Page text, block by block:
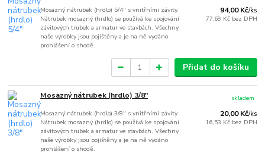
Mosazný nátrubek (hrdlo) 5/4" s vnitřními závity.
Nátrubek mosazný (hrdlo) se používá ke spojování
závitových trubek a armatur ve stavbách. Všechny
naše výrobky jsou pojištěny a je na ně vydáno
prohlášení o shodě.
94,00 Kč/ks
77,69 Kč bez DPH
Přidat do košíku
Mosazný nátrubek (hrdlo) 3/8"
Mosazný nátrubek (hrdlo) 3/8" s vnitřními závity.
Nátrubek mosazný (hrdlo) se používá ke spojování
závitových trubek a armatur ve stavbách. Všechny
naše výrobky jsou pojištěny a je na ně vydáno
prohlášení o shodě.
20,00 Kč/ks
16,53 Kč bez DPH
skladem